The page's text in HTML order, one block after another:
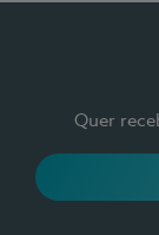
Quer